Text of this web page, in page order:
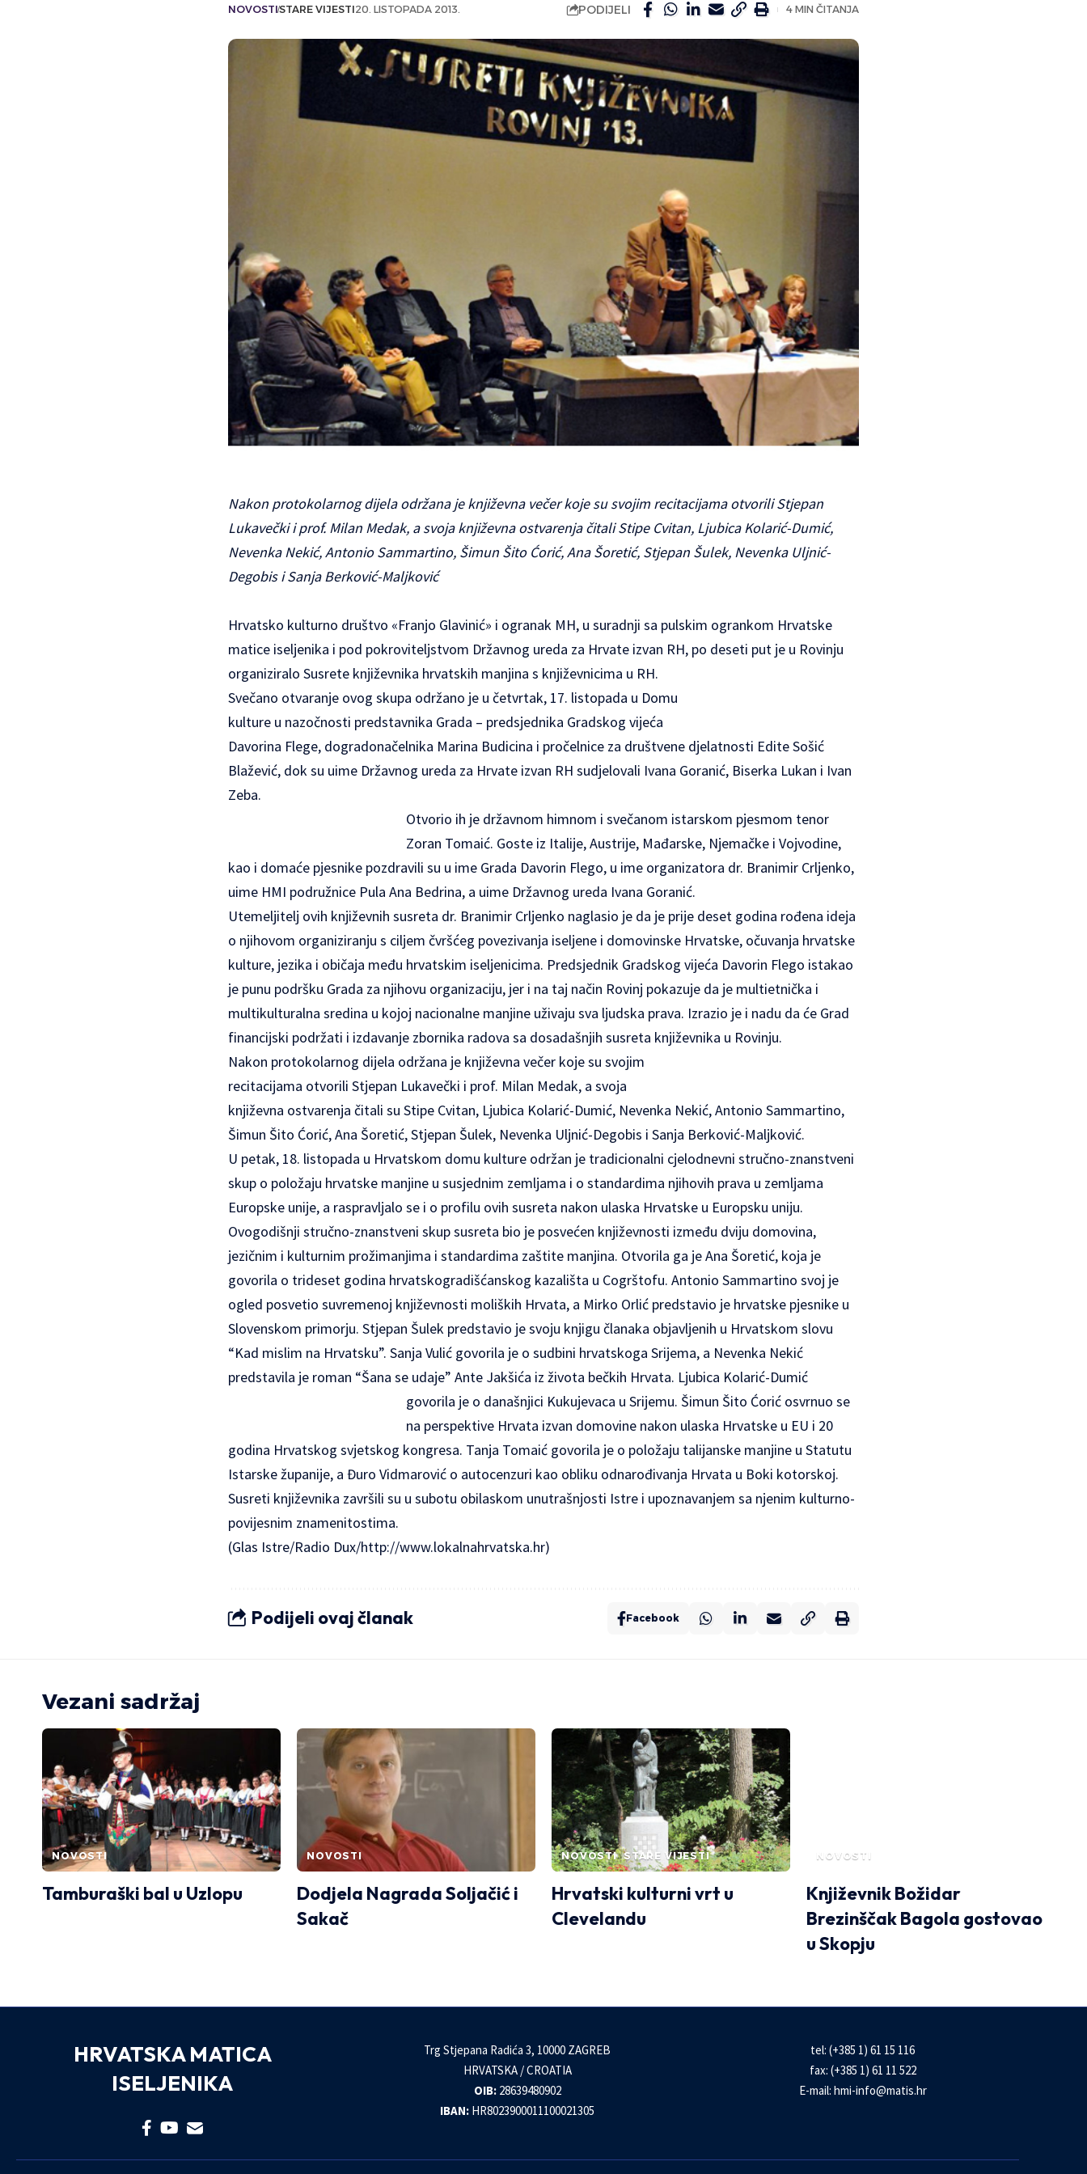
NOVOSTISTARE VIJESTI20. LISTOPADA 2013. PODIJELI 4 MIN ČITANJA
Nakon protokolarnog dijela održana je književna večer koje su svojim recitacijama otvorili Stjepan
Lukavečki i prof. Milan Medak, a svoja književna ostvarenja čitali Stipe Cvitan, Ljubica Kolarić-Dumić,
Nevenka Nekić, Antonio Sammartino, Šimun Šito Ćorić, Ana Šoretić, Stjepan Šulek, Nevenka Uljnić-
Degobis i Sanja Berković-Maljković
Hrvatsko kulturno društvo «Franjo Glavinić» i ogranak MH, u suradnji sa pulskim ogrankom Hrvatske
matice iseljenika i pod pokroviteljstvom Državnog ureda za Hrvate izvan RH, po deseti put je u Rovinju
organiziralo Susrete književnika hrvatskih manjina s književnicima u RH.
Svečano otvaranje ovog skupa održano je u četvrtak, 17. listopada u Domu
kulture u nazočnosti predstavnika Grada – predsjednika Gradskog vijeća
Davorina Flege, dogradonačelnika Marina Budicina i pročelnice za društvene djelatnosti Edite Sošić
Blažević, dok su uime Državnog ureda za Hrvate izvan RH sudjelovali Ivana Goranić, Biserka Lukan i Ivan
Zeba.
Otvorio ih je državnom himnom i svečanom istarskom pjesmom tenor
Zoran Tomaić. Goste iz Italije, Austrije, Mađarske, Njemačke i Vojvodine,
kao i domaće pjesnike pozdravili su u ime Grada Davorin Flego, u ime organizatora dr. Branimir Crljenko,
uime HMI podružnice Pula Ana Bedrina, a uime Državnog ureda Ivana Goranić.
Utemeljitelj ovih književnih susreta dr. Branimir Crljenko naglasio je da je prije deset godina rođena ideja
o njihovom organiziranju s ciljem čvršćeg povezivanja iseljene i domovinske Hrvatske, očuvanja hrvatske
kulture, jezika i običaja među hrvatskim iseljenicima. Predsjednik Gradskog vijeća Davorin Flego istakao
je punu podršku Grada za njihovu organizaciju, jer i na taj način Rovinj pokazuje da je multietnička i
multikulturalna sredina u kojoj nacionalne manjine uživaju sva ljudska prava. Izrazio je i nadu da će Grad
financijski podržati i izdavanje zbornika radova sa dosadašnjih susreta književnika u Rovinju.
Nakon protokolarnog dijela održana je književna večer koje su svojim
recitacijama otvorili Stjepan Lukavečki i prof. Milan Medak, a svoja
književna ostvarenja čitali su Stipe Cvitan, Ljubica Kolarić-Dumić, Nevenka Nekić, Antonio Sammartino,
Šimun Šito Ćorić, Ana Šoretić, Stjepan Šulek, Nevenka Uljnić-Degobis i Sanja Berković-Maljković.
U petak, 18. listopada u Hrvatskom domu kulture održan je tradicionalni cjelodnevni stručno-znanstveni
skup o položaju hrvatske manjine u susjednim zemljama i o standardima njihovih prava u zemljama
Europske unije, a raspravljalo se i o profilu ovih susreta nakon ulaska Hrvatske u Europsku uniju.
Ovogodišnji stručno-znanstveni skup susreta bio je posvećen književnosti između dviju domovina,
jezičnim i kulturnim prožimanjima i standardima zaštite manjina. Otvorila ga je Ana Šoretić, koja je
govorila o trideset godina hrvatskogradišćanskog kazališta u Cogrštofu. Antonio Sammartino svoj je
ogled posvetio suvremenoj književnosti moliških Hrvata, a Mirko Orlić predstavio je hrvatske pjesnike u
Slovenskom primorju. Stjepan Šulek predstavio je svoju knjigu članaka objavljenih u Hrvatskom slovu
“Kad mislim na Hrvatsku”. Sanja Vulić govorila je o sudbini hrvatskoga Srijema, a Nevenka Nekić
predstavila je roman “Šana se udaje” Ante Jakšića iz života bečkih Hrvata. Ljubica Kolarić-Dumić
govorila je o današnjici Kukujevaca u Srijemu. Šimun Šito Ćorić osvrnuo se
na perspektive Hrvata izvan domovine nakon ulaska Hrvatske u EU i 20
godina Hrvatskog svjetskog kongresa. Tanja Tomaić govorila je o položaju talijanske manjine u Statutu
Istarske županije, a Đuro Vidmarović o autocenzuri kao obliku odnarođivanja Hrvata u Boki kotorskoj.
Susreti književnika završili su u subotu obilaskom unutrašnjosti Istre i upoznavanjem sa njenim kulturno-
povijesnim znamenitostima.
(Glas Istre/Radio Dux/http://www.lokalnahrvatska.hr)
Podijeli ovaj članak Facebook
Vezani sadržaj
NOVOSTI
Tamburaški bal u Uzlopu
NOVOSTI
Dodjela Nagrada Soljačić i
Sakač
NOVOSTI STARE VIJESTI
Hrvatski kulturni vrt u
Clevelandu
NOVOSTI
Književnik Božidar
Brezinščak Bagola gostovao
u Skopju
HRVATSKA MATICA
ISELJENIKA
Trg Stjepana Radića 3, 10000 ZAGREB
HRVATSKA / CROATIA
OIB:28639480902
IBAN: HR8023900011100021305
tel: (+385 1) 61 15 116
fax: (+385 1) 61 11 522
E-mail: hmi-info@matis.hr